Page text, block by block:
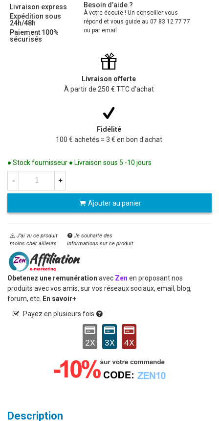
Livraison express
Expédition sous
24h/48h
Paiement 100%
sécurisés
Besoin d’aide ?
À votre écoute ! Un conseiller vous
répond et vous guide au 07 83 12 77 77
ou par email
Livraison offerte
À partir de 250 € TTC d'achat
Fidélité
100 € achetés = 3 € en bon d'achat
● Stock fournisseur ● Livraison sous 5 -10 jours
- +
Ajouter au panier
J'ai vu ce produit
moins cher ailleurs
Je souhaite des
informations sur ce produit
Obetenez une remunération avec Zen en proposant nos
produits avec vos amis, sur vos réseaux sociaux, email, blog,
forum, etc. En savoir+
Payez en plusieurs fois
2X 3X 4X
Description